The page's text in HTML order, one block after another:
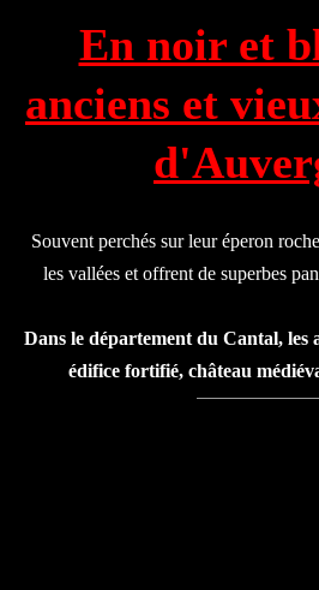
En noir et
anciens et
Souvent perchés sur leur éperon
les vallées et offrent de superbes
Dans le département du Cantal, les
édifice fortifié, château